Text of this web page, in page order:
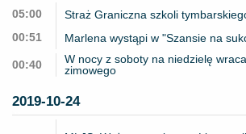
05:00
Straż Graniczna szkoli
00:51
Marlena wystąpi w "Szansie na
00:40
W nocy z soboty na niedzielę
zimowego
2019-10-24